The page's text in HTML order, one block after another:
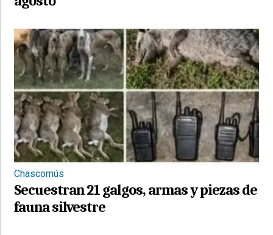
Chascomús
Secuestran 21 galgos, armas y piezas de
fauna silvestre